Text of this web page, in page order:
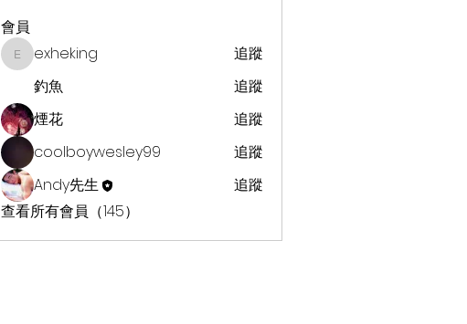
會員
exheking
exheking
追蹤
釣魚
追蹤
煙花
追蹤
coolboywesley99
追蹤
Andy先生
追蹤
查看所有會員（145）